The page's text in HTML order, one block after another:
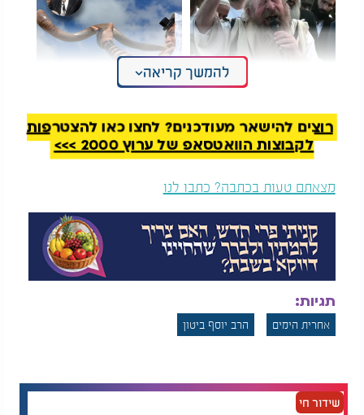
מלכות שמיים עם
המקובל הרב יעקב עדס
המשיח? הרב עמנואל
מזרחי חושף - אחרית
הימים בערוץ 2000
להמשך קריאה
רוצים להישאר מעודכנים? לחצו כאן להצטרפות
לקבוצות הוואטסאפ של ערוץ 2000 >>>
מצאתם טעות בכתבה? כתבו לנו
תגיות:
אחרית הימים הרב יוסף ביטון
שידור חי